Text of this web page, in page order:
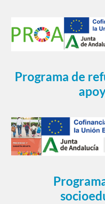
Programa de